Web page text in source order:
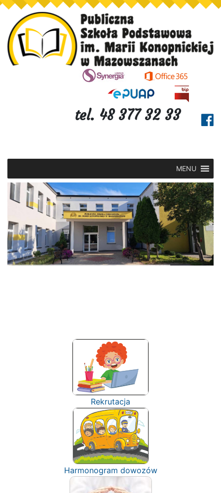
tel. 48 377 32 33
MENU
Rekrutacja
Harmonogram dowozów